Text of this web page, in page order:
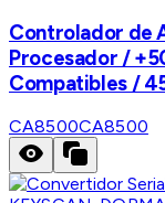
Controlador de
Procesador /
Compatibles /
CA8500CA8500